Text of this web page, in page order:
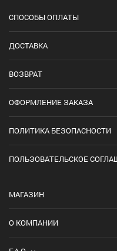
СПОСОБЫ ОПЛАТЫ
ДОСТАВКА
ВОЗВРАТ
ОФОРМЛЕНИЕ ЗАКАЗА
ПОЛИТИКА БЕЗОПАСНОСТИ
ПОЛЬЗОВАТЕЛЬСКОЕ
МАГАЗИН
О КОМПАНИИ